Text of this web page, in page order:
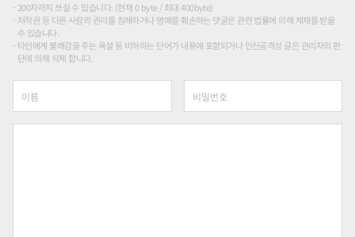
200자까지 쓰실 수 있습니다. (현재 0 byte / 최대 400byte)
저작권 등 다른 사람의 권리를 침해하거나 명예를 훼손하는 댓글은 관련 법률에 의해 제재를 받을
수 있습니다.
타인에게 불쾌감을 주는 욕설 등 비하하는 단어가 내용에 포함되거나 인신공격성 글은 관리자의 판
단에 의해 삭제 합니다.